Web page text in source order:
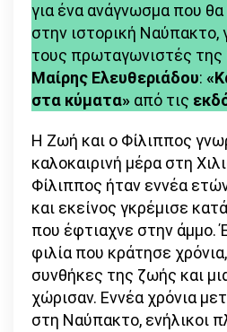
για ένα ανάγνωσμα που
στην ιστορική Ναύπακτο,
τους πρωταγωνιστές της
Μαίρης Ελευθεριάδου:
στα κύματα» από τις
Η Ζωή και ο Φίλιππος
καλοκαιρινή μέρα στη
Φίλιππος ήταν εννέα
και εκείνος γκρέμισε
που έφτιαχνε στην άμμο.
φιλία που κράτησε
συνθήκες της ζωής και
χώρισαν. Εννέα χρόνια
στη Ναύπακτο, ενήλικοι